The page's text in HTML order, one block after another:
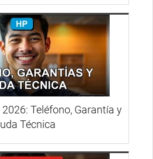
Teléfono, Garantía y
Técnica